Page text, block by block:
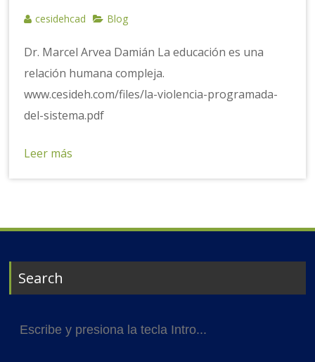
cesidehcad Blog
Dr. Marcel Arvea Damián La educación es una
relación humana compleja.
www.cesideh.com/files/la-violencia-programada-
del-sistema.pdf
Leer más
Search